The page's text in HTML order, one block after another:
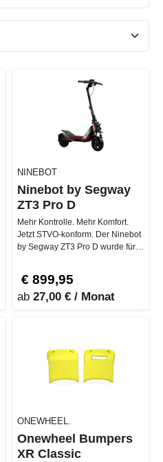
NINEBOT
Ninebot by Segway
ZT3 Pro D
Mehr Kontrolle. Mehr Komfort.
Jetzt STVO-konform. Der Ninebot
by Segway ZT3 Pro D wurde für
€ 899,95
ab 27,00 € / Monat
ONEWHEEL.
Onewheel Bumpers
XR Classic